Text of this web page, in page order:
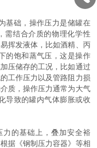
基础，操作压力是储罐在
需结合介质的物理化学性
挥发液体，比如酒精、丙
的饱和蒸气压，这是操作
压储存的工况，比如通过
工作压力以及管路阻力损
质，操作压力通常为大气
导致的罐内气体膨胀或收
力的基础上，叠加安全裕
据《钢制压力容器》等相